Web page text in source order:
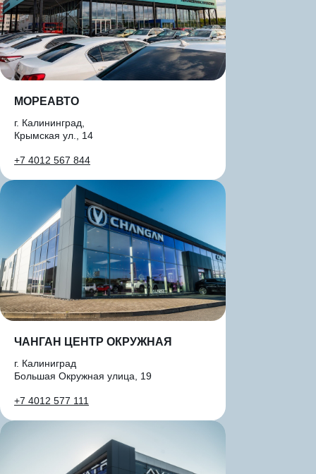
МОРЕАВТО
г. Калининград,
Крымская ул., 14
+7 4012 567 844
ЧАНГАН ЦЕНТР ОКРУЖНАЯ
г. Калиниград
Большая Окружная улица, 19
+7 4012 577 111